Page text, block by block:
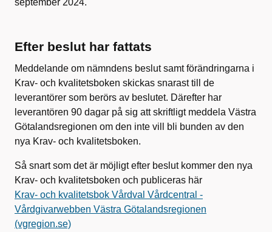
september 2024.
Efter beslut har fattats
Meddelande om nämndens beslut samt förändringarna i
Krav- och kvalitetsboken skickas snarast till de
leverantörer som berörs av beslutet. Därefter har
leverantören 90 dagar på sig att skriftligt meddela Västra
Götalandsregionen om den inte vill bli bunden av den
nya Krav- och kvalitetsboken.
Så snart som det är möjligt efter beslut kommer den nya
Krav- och kvalitetsboken och publiceras här
Krav- och kvalitetsbok Vårdval Vårdcentral -
Vårdgivarwebben Västra Götalandsregionen
(vgregion.se)